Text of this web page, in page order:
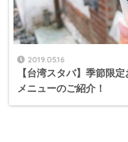
2019.05.16
【台湾スタバ】季節限
メニューのご紹介！